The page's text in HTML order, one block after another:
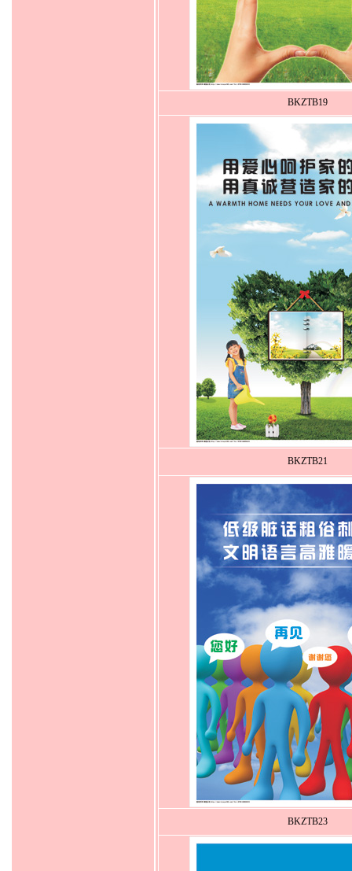
BKZTB19
BKZTB21
BKZTB23